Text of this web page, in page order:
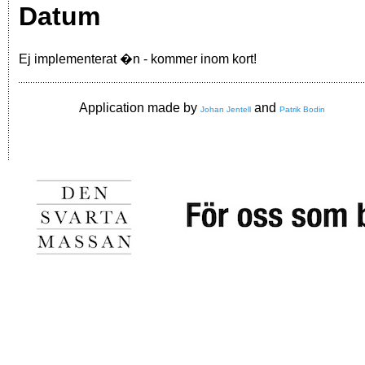
Datum
Ej implementerat �n - kommer inom kort!
Application made by Johan Jentell and Patrik Bodin